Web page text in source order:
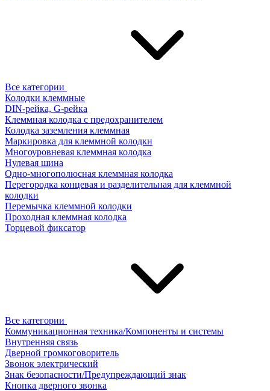
Все категории
Колодки клеммные
DIN-рейка, G-рейка
Клеммная колодка с предохранителем
Колодка заземления клеммная
Маркировка для клеммной колодки
Многоуровневая клеммная колодка
Нулевая шина
Одно-многополюсная клеммная колодка
Перегородка концевая и разделительная для клеммной
колодки
Перемычка клеммной колодки
Проходная клеммная колодка
Торцевой фиксатор
Все категории
Коммуникационная техника/Компоненты и системы
Внутренняя связь
Дверной громкоговоритель
Звонок электрический
Знак безопасности/Предупреждающий знак
Кнопка дверного звонка